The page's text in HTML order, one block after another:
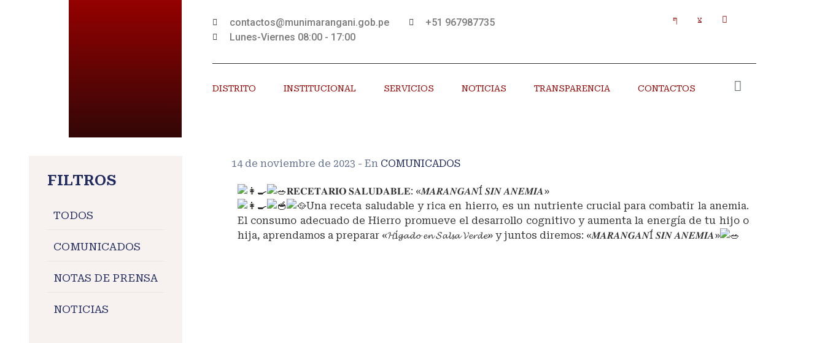
contactos@munimarangani.gob.pe
+51 967987735
Lunes-Viernes 08:00 - 17:00
DISTRITO INSTITUCIONAL SERVICIOS NOTICIAS TRANSPARENCIA CONTACTOS
FILTROS
TODOS
COMUNICADOS
NOTAS DE PRENSA
NOTICIAS
14 de noviembre de 2023 - En COMUNICADOS
𝐑𝐄𝐂𝐄𝐓𝐀𝐑𝐈𝐎 𝐒𝐀𝐋𝐔𝐃𝐀𝐁𝐋𝐄: «𝑴𝑨𝑹𝑨𝑵𝑮𝑨𝑵Í 𝑺𝑰𝑵 𝑨𝑵𝑬𝑴𝑰𝑨»
Una receta saludable y rica en hierro, es un nutriente crucial para combatir la anemia.
El consumo adecuado de Hierro promueve el desarrollo cognitivo y aumenta la energía de tu hijo o
hija, aprendamos a preparar «𝓗í𝓰𝓪𝓭𝓸 𝓮𝓷 𝓢𝓪𝓵𝓼𝓪 𝓥𝓮𝓻𝓭𝓮» y juntos diremos: «𝑴𝑨𝑹𝑨𝑵𝑮𝑨𝑵Í 𝑺𝑰𝑵 𝑨𝑵𝑬𝑴𝑰𝑨»